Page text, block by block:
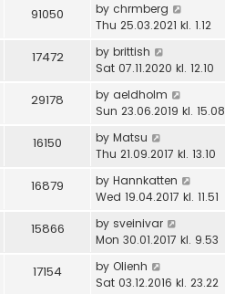
91050 by chrmberg
Thu 25.03.2021 kl. 1.12
17472 by brittish
Sat 07.11.2020 kl. 12.10
29178 by aeldholm
Sun 23.06.2019 kl. 15.08
16150 by Matsu
Thu 21.09.2017 kl. 13.10
16879 by Hannkatten
Wed 19.04.2017 kl. 11.51
15866 by sveinivar
Mon 30.01.2017 kl. 9.53
17154 by Olienh
Sat 03.12.2016 kl. 23.22